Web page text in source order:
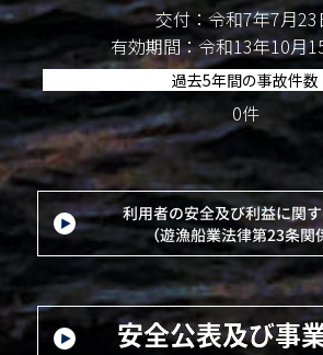
交付：令和7年7月23
有効期間：令和13年10月
過去5年間の事故件数
0件